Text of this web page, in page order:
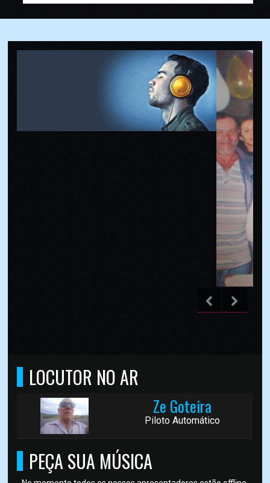
LOCUTOR NO AR
Ze Goteira
Piloto Automático
PEÇA SUA MÚSICA